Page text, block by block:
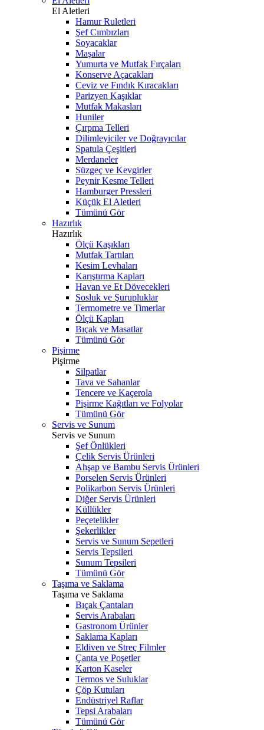
El Aletleri
Hamur Ruletleri
Şef Cımbızları
Soyacaklar
Maşalar
Yumurta ve Mutfak Fırçaları
Konserve Açacakları
Ceviz ve Fındık Kıracakları
Parizyen Kaşıklar
Mutfak Makasları
Huniler
Çırpma Telleri
Dilimleyiciler ve Doğrayıcılar
Spatula Çeşitleri
Merdaneler
Süzgeç ve Kevgirler
Peynir Kesme Telleri
Hamburger Pressleri
Küçük El Aletleri
Tümünü Gör
Hazırlık
Hazırlık
Ölçü Kaşıkları
Mutfak Tartıları
Kesim Levhaları
Karıştırma Kapları
Havan ve Et Dövecekleri
Sosluk ve Şurupluklar
Termometre ve Timerlar
Ölçü Kapları
Bıçak ve Masatlar
Tümünü Gör
Pişirme
Pişirme
Silpatlar
Tava ve Sahanlar
Tencere ve Kaçerola
Pişirme Kağıtları ve Folyolar
Tümünü Gör
Servis ve Sunum
Servis ve Sunum
Şef Önlükleri
Çelik Servis Ürünleri
Ahşap ve Bambu Servis Ürünleri
Porselen Servis Ürünleri
Polikarbon Servis Ürünleri
Diğer Servis Ürünleri
Küllükler
Peçetelikler
Şekerlikler
Servis ve Sunum Sepetleri
Servis Tepsileri
Sunum Tepsileri
Tümünü Gör
Taşıma ve Saklama
Taşıma ve Saklama
Bıçak Çantaları
Servis Arabaları
Gastronom Ürünler
Saklama Kapları
Eldiven ve Streç Filmler
Çanta ve Poşetler
Karton Kaseler
Termos ve Suluklar
Çöp Kutuları
Endüstriyel Raflar
Tepsi Arabaları
Tümünü Gör